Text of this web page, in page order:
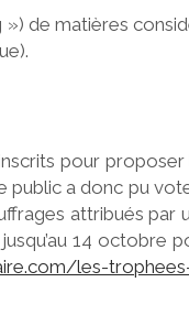
de matières
pour
a donc pu
attribués par
14
les-